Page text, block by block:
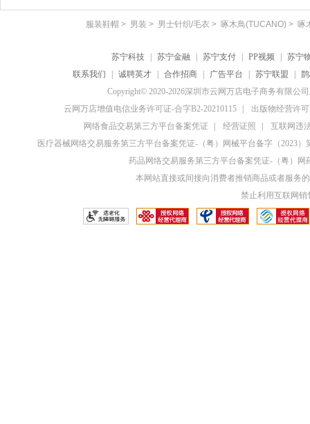
服装鞋帽 > 男装 > 男士针织/毛衣 > 啄木鳥(TUCANO) > 啄
苏宁科技 苏宁金融 苏宁支付 PP视频
苏宁
联系我们
诚聘英才 合作招商 广告平台 苏宁联盟
Copyright© 2020-2026深圳市云网万店电子商务有限公
云网万店增值电信业务许可证-合字B2-20210115
出版物经营许
网络食品交易第三方平台备案凭证
经营证照
互联网违
医疗器械网络交易服务第三方平台备案凭证-（粤）网械平台备字（2023）
药品网络交易服务第三方平台备案凭证-（粤）网
本网站直接或间接向消费者推销商品或者服务
禁止利用互联网销